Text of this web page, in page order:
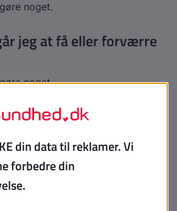
noget.
jeg at få eller forværre
noget.
søge hjælp?
man urachus ?
som en planlagt operation. Er